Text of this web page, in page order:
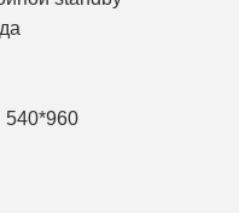
540*960